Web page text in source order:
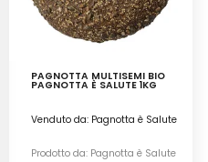
PAGNOTTA MULTISEMI BIO
PAGNOTTA È SALUTE 1KG
Venduto da: Pagnotta è Salute
Prodotto da: Pagnotta è Salute